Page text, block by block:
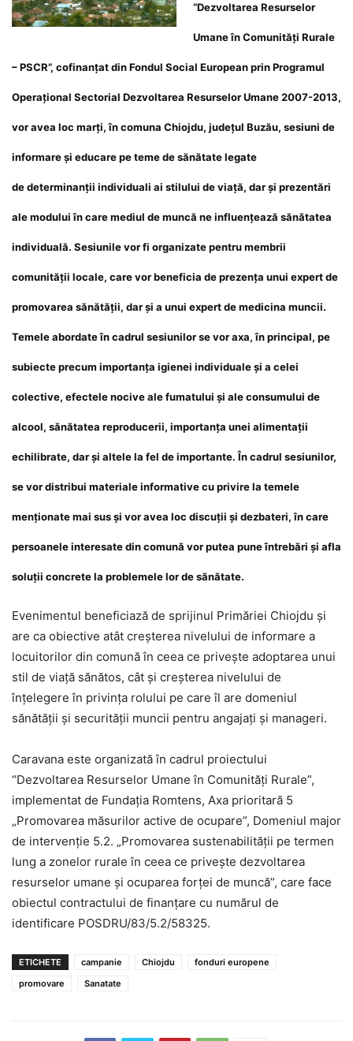
“Dezvoltarea Resurselor
Umane în Comunităţi Rurale
– PSCR”, cofinanţat din Fondul Social European prin Programul
Operaţional Sectorial Dezvoltarea Resurselor Umane 2007-2013,
vor avea loc marți, în comuna Chiojdu, județul Buzău, sesiuni de
informare şi educare pe teme de sănătate legate
dedeterminanţii individuali ai stilului de viaţă, dar şi prezentări
ale modului în care mediul de muncă ne influenţează sănătatea
individuală. Sesiunile vor fi organizate pentru membrii
comunităţii locale, care vor beneficia de prezenţa unui expert de
promovarea sănătăţii, dar şi a unui expert de medicina muncii.
Temele abordate în cadrul sesiunilor se vor axa, în principal, pe
subiecte precum importanța igienei individuale şi a celei
colective, efectele nocive ale fumatului şi ale consumului de
alcool, sănătatea reproducerii, importanţa unei alimentaţii
echilibrate, dar şi altele la fel de importante.În cadrul sesiunilor,
se vor distribui materiale informative cu privire la temele
menţionate mai sus şi vor avea loc discuţii şi dezbateri, în care
persoanele interesate din comună vor putea pune întrebări şi afla
soluţii concrete la problemele lor de sănătate.
Evenimentul beneficiază de sprijinul Primăriei Chiojdu şi
are ca obiective atât creşterea nivelului de informare a
locuitorilor din comună în ceea ce priveşte adoptarea unui
stil de viaţă sănătos, cât şi creşterea nivelului de
înţelegere în privinţa rolului pe care îl are domeniul
sănătăţii şi securităţii muncii pentru angajaţi şi manageri.
Caravana este organizată în cadrul proiectului
“Dezvoltarea Resurselor Umane în Comunităţi Rurale”,
implementat de Fundaţia Romtens, Axa prioritară 5
„Promovarea măsurilor active de ocupare”, Domeniul major
de intervenţie 5.2. „Promovarea sustenabilităţii pe termen
lung a zonelor rurale în ceea ce priveşte dezvoltarea
resurselor umane şi ocuparea forţei de muncă”, care face
obiectul contractului de finanţare cu numărul de
identificare POSDRU/83/5.2/58325.
ETICHETE campanie Chiojdu
fonduri europene
promovare
Sanatate